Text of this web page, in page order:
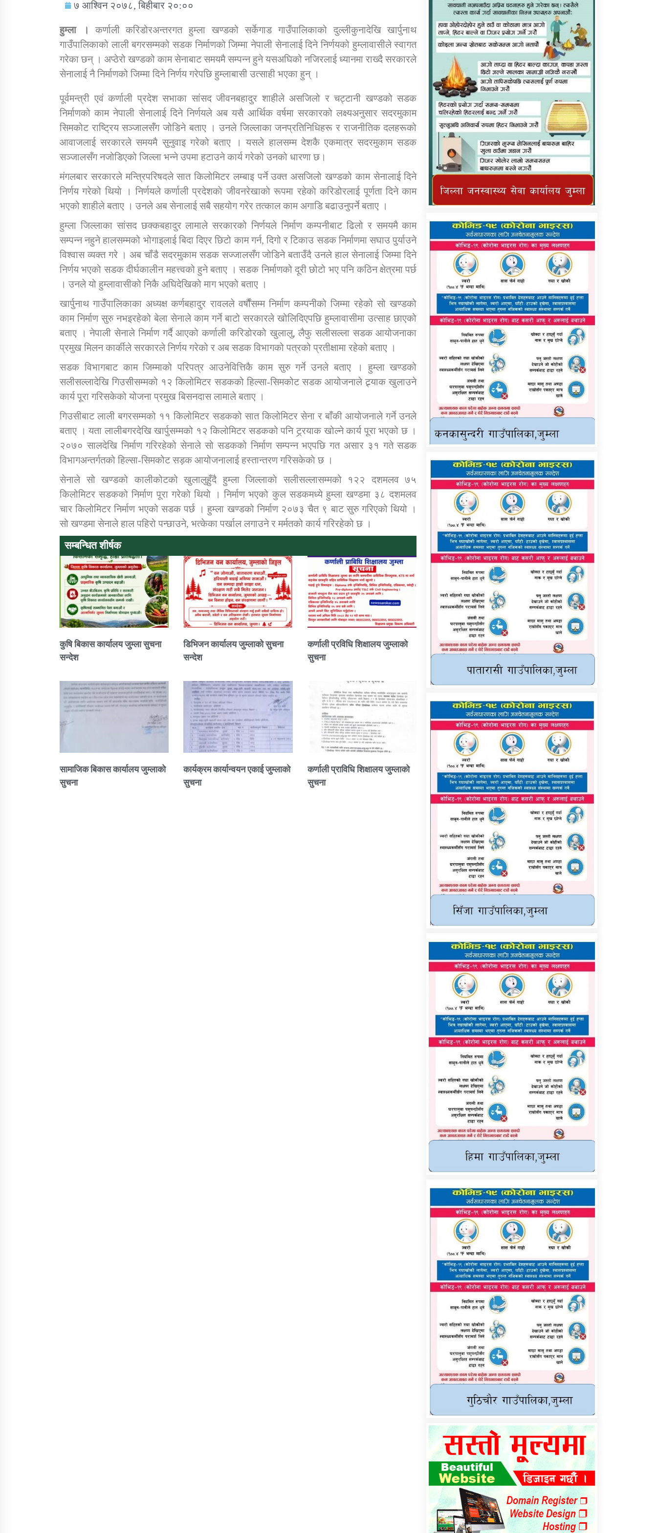
सामाजिक बिकास कार्यालय जुम्लाकाे सुचना कार्यक्रम कार्यान्वयन एकाई जुम्लाको सुचना कर्णाली प्राविधि शिक्षालय जुम्लाको सुचना
तातोपानी गाउँपालिकाको न्यायिक समिति सम्बन्धी
तातोपानी गाउँपालिका जुम्लाको महिला तथा
लैङ्गिक हिंसा सम्बन्धी सूचना सन्देश
तातोपानी गाउँपालिका जुम्लाको महिनावारी
तातोपानी गाउँपालिका जुम्लाको बालविवाह सन्देश तातोपानी गाउँपालिका जुम्लाको सूचना
७ आश्विन २०७८, बिहीबार २०:००
हुम्ला ।
कर्णाली करिडोरअन्तरगत हुम्ला खण्डको सर्केगाड गाउँपालिकाको दुल्लीकुनादेखि खार्पुनाथ
गाउँपालिकाको लाली बगरसम्मको सडक निर्माणको जिम्मा नेपाली सेनालाई दिने निर्णयको हुम्लावासीले स्वागत
गरेका छन् । अप्ठेरो खण्डको काम सेनाबाट समयमै सम्पन्न हुने यसअघिको नजिरलाई ध्यानमा राख्दै सरकारले
सेनालाई नै निर्माणको जिम्मा दिने निर्णय गरेपछि हुम्लाबासी उत्साही भएका हुन् ।
पूर्वमन्त्री एवं कर्णाली प्रदेश सभाका सांसद जीवनबहादुर शाहीले असजिलो र चट्टानी खण्डको सडक
निर्माणको काम नेपाली सेनालाई दिने निर्णयले अब यसै आर्थिक वर्षमा सरकारको लक्ष्यअनुसार सदरमुकाम
सिमकोट राष्ट्रिय सञ्जालसँग जोडिने बताए । उनले जिल्लाका जनप्रतिनिधिहरू र राजनीतिक दलहरूको
आवाजलाई सरकारले समयमै सुनुवाइ गरेको बताए । यसले हालसम्म देशकै एकमात्र सदरमुकाम सडक
सञ्जालसँग नजोडिएको जिल्ला भन्ने उपमा हटाउने कार्य गरेको उनको धारणा छ।
मंगलबार सरकारले मन्त्रिपरिषदले सात किलोमिटर लम्बाइ पर्ने उक्त असजिलो खण्डको काम सेनालाई दिने
निर्णय गरेको थियाे । निर्णयले कर्णाली प्रदेशकाे जीवनरेखाकाे रूपमा रहेकाे करिडोरलाई पूर्णता दिने काम
भएको शाहीले बताए । उनले अब सेनालाई सबै सहयोग गरेर तत्काल काम अगाडि बढाउनुपर्ने बताए ।
हुम्ला जिल्लाका सांसद छक्कबहादुर लामाले सरकारको निर्णयले निर्माण कम्पनीबाट ढिलो र समयमै काम
सम्पन्न नहुने हालसम्मको भोगाइलाई बिदा दिएर छिटो काम गर्न, दिगो र टिकाउ सडक निर्माणमा सघाउ पुर्याउने
विश्वास व्यक्त गरे । अब चाँडै सदरमुकाम सडक सज्जालसँग जोडिने बताउँदै उनले हाल सेनालाई जिम्मा दिने
निर्णय भएको सडक दीर्घकालीन महत्त्वको हुने बताए । सडक निर्माणको दूरी छोटो भए पनि कठिन क्षेत्रमा पर्छ
। उनले यो हुम्लावासीको निकै अघिदेखिको माग भएको बताए ।
खार्पुनाथ गाउँपालिकाका अध्यक्ष कर्णबहादुर रावलले वर्षौंसम्म निर्माण कम्पनीको जिम्मा रहेको सो खण्डको
काम निर्माण सुरु नभइरहेको बेला सेनाले काम गर्ने बाटो सरकारले खोलिदिएपछि हुम्लावासीमा उत्साह छाएको
बताए । नेपाली सेनाले निर्माण गर्दै आएको कर्णाली करिडोरको खुलालु, लैफु सलीसल्ला सडक आयोजनाका
प्रमुख मिलन कार्कीले सरकारले निर्णय गरेको र अब सडक विभागको पत्रको प्रतीक्षामा रहेको बताए ।
सडक विभागबाट काम जिम्माको परिपत्र आउनेवित्तिकै काम सुरु गर्ने उनले बताए । हुम्ला खण्डको
सलीसल्लादेखि गिउसीसम्मको १२ किलोमिटर सडकको हिल्सा-सिमकोट सडक आयोजनाले ट्र्याक खुलाउने
कार्य पूरा गरिसकेको योजना प्रमुख बिसनदास लामाले बताए ।
गिउसीबाट लाली बगरसम्मको ११ किलोमिटर सडकको सात किलोमिटर सेना र बाँकी आयोजनाले गर्ने उनले
बताए । यता लालीबगरदेखि खार्पुसम्मको १२ किलोमिटर सडकको पनि ट्र्रयाक खोल्ने कार्य पूरा भएको छ ।
२०७० सालदेखि निर्माण गरिरहेको सेनाले सो सडकको निर्माण सम्पन्न भएपछि गत असार ३१ गते सडक
विभागअन्तर्गतको हिल्सा-सिमकोट सड़क आयोजनालाई हस्तान्तरण गरिसकेकाे छ ।
सेनाले सो खण्डको कालीकोटको खुलालुहुँदै हुम्ला जिल्लाकाे सलीसल्लासम्मको १२२ दशमलव ७५
किलोमिटर सडकको निर्माण पूरा गरेको थियो । निर्माण भएको कुल सडकमध्ये हुम्ला खण्डमा ३८ दशमलव
चार किलोमिटर निर्माण भएको सडक पर्छ । हुम्ला खण्डको निर्माण २०७३ चैत ९ बाट सुरु गरिएको थियो ।
सो खण्डमा सेनाले हाल पहिरो पन्छाउने, भत्केका पर्खाल लगाउने र मर्मतको कार्य गरिरहेको छ ।
सम्बन्धित शीर्षक
कुषि बिकास कार्यालय जुम्ला सुचना
सन्देश
डिभिजन कार्यालय जुम्लाको सुचना
सन्देश
कर्णाली प्रविधि शिक्षालय जुम्लाको
सुचना
सामाजिक बिकास कार्यालय जुम्लाकाे
सुचना
कार्यक्रम कार्यान्वयन एकाई जुम्लाको
सुचना
कर्णाली प्राविधि शिक्षालय जुम्लाको
सुचना